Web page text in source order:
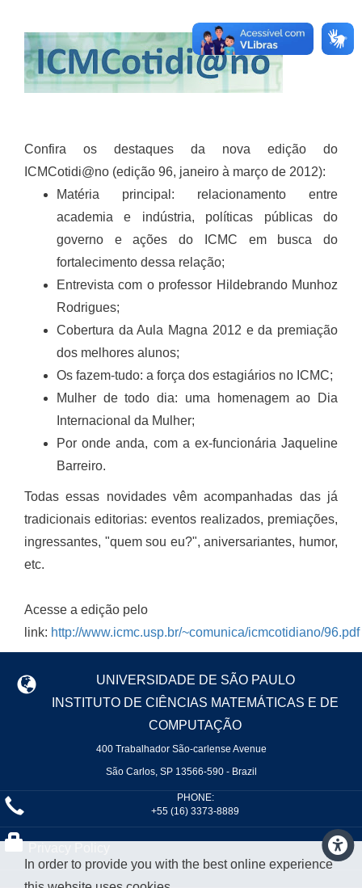
Confira os destaques da nova edição do
ICMCotidi@no (edição 96, janeiro à março de 2012):
Matéria principal: relacionamento entre
academia e indústria, políticas públicas do
governo e ações do ICMC em busca do
fortalecimento dessa relação;
Entrevista com o professor Hildebrando Munhoz
Rodrigues;
Cobertura da Aula Magna 2012 e da premiação
dos melhores alunos;
Os fazem-tudo: a força dos estagiários no ICMC;
Mulher de todo dia: uma homenagem ao Dia
Internacional da Mulher;
Por onde anda, com a ex-funcionária Jaqueline
Barreiro.
Todas essas novidades vêm acompanhadas das já
tradicionais editorias: eventos realizados, premiações,
ingressantes, "quem sou eu?", aniversariantes, humor,
etc.
Acesse a edição pelo
link: http://www.icmc.usp.br/~comunica/icmcotidiano/96.pdf
UNIVERSIDADE DE SÃO PAULO
INSTITUTO DE CIÊNCIAS MATEMÁTICAS E DE
COMPUTAÇÃO
400 Trabalhador São-carlense Avenue
São Carlos, SP 13566-590 - Brazil
PHONE:
+55 (16) 3373-8889
In order to provide you with the best online experience